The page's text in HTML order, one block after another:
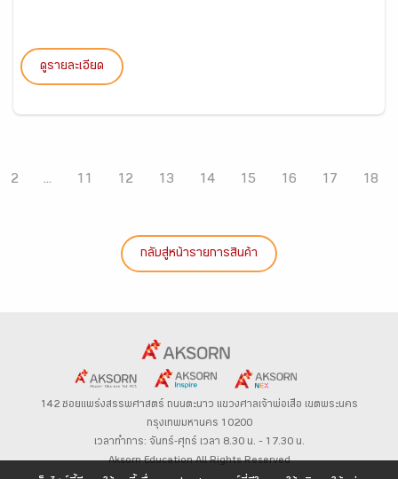
ดูรายละเอียด
2 ... 11 12 13 14 15 16 17 18
กลับสู่หน้ารายการสินค้า
142 ซอยแพร่งสรรพศาสตร์ ถนนตะนาว แขวงศาลเจ้าพ่อเสือ เขตพระนคร
กรุงเทพมหานคร 10200
เวลาทำการ: จันทร์-ศุกร์ เวลา 8.30 น. – 17.30 น.
Aksorn Education All Rights Reserved